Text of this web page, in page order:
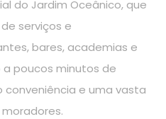
do Jardim Oceânico, que
serviços e
bares, academias e
poucos minutos de
conveniência e uma vasta